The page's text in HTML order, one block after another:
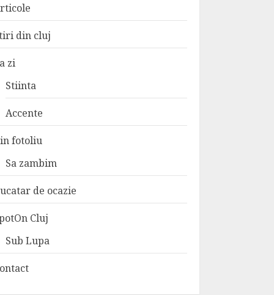
din cluj
zi
Stiinta
Accente
fotoliu
Sa zambim
de ocazie
Cluj
Sub Lupa